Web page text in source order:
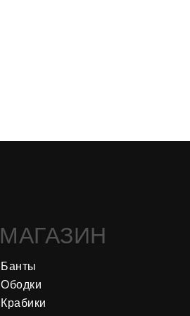
Крабики
Ободки
Банты
МАГАЗИН